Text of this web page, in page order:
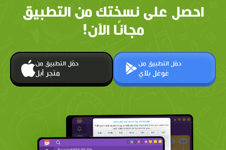
احصل على نسختك من التطبيق
مجانًا الآن!
حمّل التطبيق من
متجر أبل
حمّل التطبيق من
غوغل بلاي